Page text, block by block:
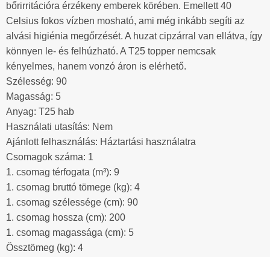
bőrirritációra érzékeny emberek körében. Emellett 40
Celsius fokos vízben mosható, ami még inkább segíti az
alvási higiénia megőrzését. A huzat cipzárral van ellátva, így
könnyen le- és felhúzható. A T25 topper nemcsak
kényelmes, hanem vonzó áron is elérhető.
Szélesség: 90
Magasság: 5
Anyag: T25 hab
Használati utasítás: Nem
Ajánlott felhasználás: Háztartási használatra
Csomagok száma: 1
1. csomag térfogata (m³): 9
1. csomag bruttó tömege (kg): 4
1. csomag szélessége (cm): 90
1. csomag hossza (cm): 200
1. csomag magassága (cm): 5
Össztömeg (kg): 4